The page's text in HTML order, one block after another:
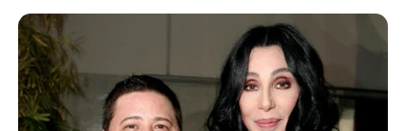
Umgebung Stromberg und Waldalgesheim
Hotels Veranstaltungen 30 km 50 km